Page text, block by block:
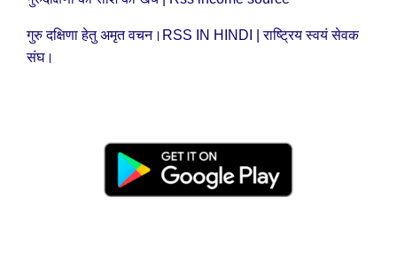
गुरु दक्षिणा हेतु अमृत वचन।RSS IN HINDI | राष्ट्रिय स्वयं सेवक
संघ।